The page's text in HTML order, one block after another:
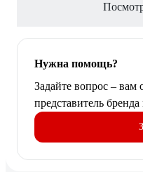
Нужна помощь?
Задайте вопрос – вам
представитель